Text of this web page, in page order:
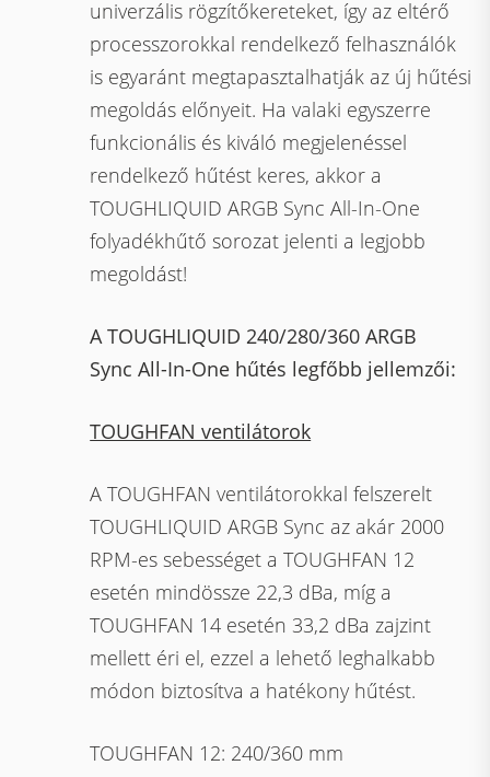
univerzális rögzítőkereteket, így az eltérő
processzorokkal rendelkező felhasználók
is egyaránt megtapasztalhatják az új hűtési
megoldás előnyeit. Ha valaki egyszerre
funkcionális és kiváló megjelenéssel
rendelkező hűtést keres, akkor a
TOUGHLIQUID ARGB Sync All-In-One
folyadékhűtő sorozat jelenti a legjobb
megoldást!
A TOUGHLIQUID 240/280/360 ARGB
Sync All-In-One hűtés legfőbb jellemzői:
TOUGHFAN ventilátorok
A TOUGHFAN ventilátorokkal felszerelt
TOUGHLIQUID ARGB Sync az akár 2000
RPM-es sebességet a TOUGHFAN 12
esetén mindössze 22,3 dBa, míg a
TOUGHFAN 14 esetén 33,2 dBa zajzint
mellett éri el, ezzel a lehető leghalkabb
módon biztosítva a hatékony hűtést.
TOUGHFAN 12: 240/360 mm